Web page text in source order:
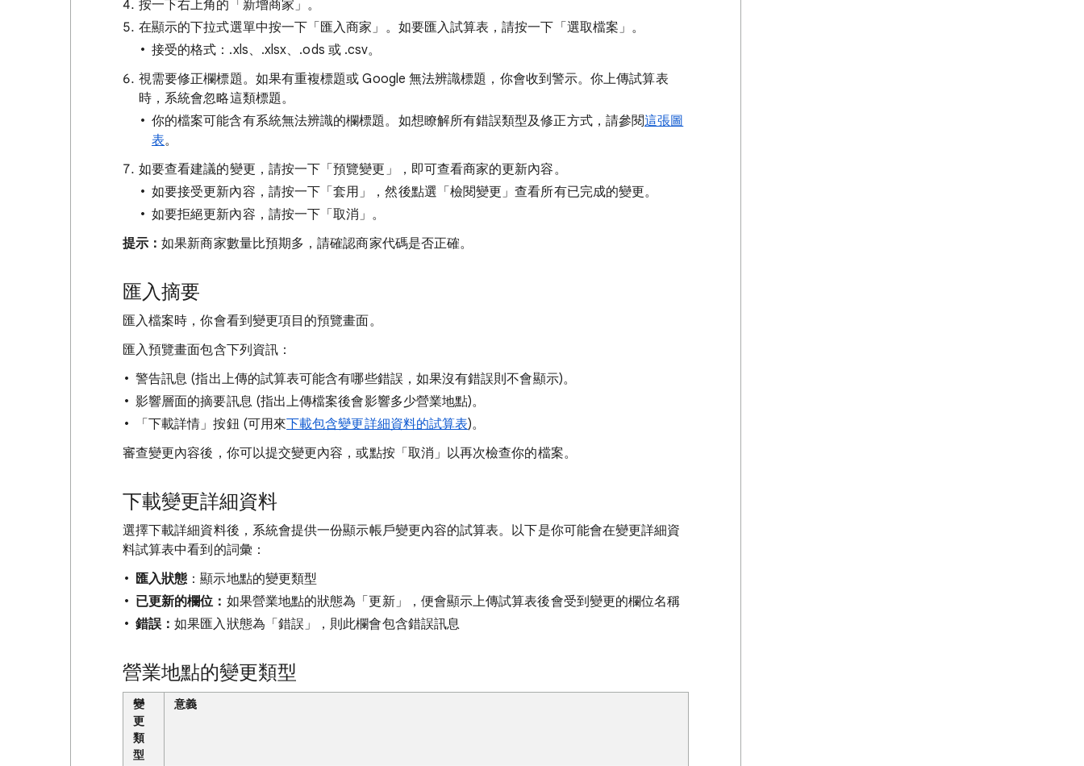
按一下右上角的「新增商家」 。
在顯示的下拉式選單中按一下「匯入商家」。 如要匯入試算表，請按一下「選取檔案」 。
接受的格式：.xls、.xlsx、.ods 或 .csv。
視需要修正欄標題。如果有重複標題或 Google 無法辨識標題，你會收到警示。你上傳試算表
時，系統會忽略這類標題。
你的檔案可能含有系統無法辨識的欄標題。如想瞭解所有錯誤類型及修正方式，請參閱這張圖
表。
如要查看建議的變更，請按一下「預覽變更」
，即可查看商家的更新內容。
如要接受更新內容，請按一下「套用」
，然後點選「檢閱變更」查看所有已完成的變更。
如要拒絕更新內容，請按一下「取消」 。
提示：如果新商家數量比預期多，請確認商家代碼是否正確。
匯入摘要
匯入檔案時，你會看到變更項目的預覽畫面。
匯入預覽畫面包含下列資訊：
警告訊息 (指出上傳的試算表可能含有哪些錯誤，如果沒有錯誤則不會顯示)。
影響層面的摘要訊息 (指出上傳檔案後會影響多少營業地點)。
「下載詳情」按鈕 (可用來下載包含變更詳細資料的試算表)。
審查變更內容後，你可以提交變更內容，或點按「取消」以再次檢查你的檔案。
下載變更詳細資料
選擇下載詳細資料後，系統會提供一份顯示帳戶變更內容的試算表。以下是你可能會在變更詳細資
料試算表中看到的詞彙：
匯入狀態：顯示地點的變更類型
已更新的欄位： 如果營業地點的狀態為「更新」，便會顯示上傳試算表後會受到變更的欄位名稱
錯誤：如果匯入狀態為「錯誤」，則此欄會包含錯誤訊息
營業地點的變更類型
變
更
類
型
意義